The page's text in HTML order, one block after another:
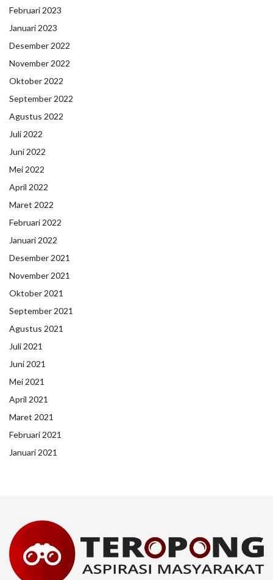
Februari 2023
Januari 2023
Desember 2022
November 2022
Oktober 2022
September 2022
Agustus 2022
Juli 2022
Juni 2022
Mei 2022
April 2022
Maret 2022
Februari 2022
Januari 2022
Desember 2021
November 2021
Oktober 2021
September 2021
Agustus 2021
Juli 2021
Juni 2021
Mei 2021
April 2021
Maret 2021
Februari 2021
Januari 2021